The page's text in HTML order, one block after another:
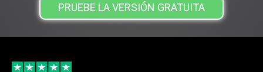
PRUEBE LA VERSIÓN GRATUITA